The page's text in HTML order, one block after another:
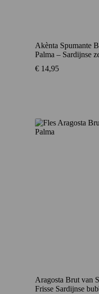
Akènta Spumante
Palma – Sardijnse
€ 14,95
Aragosta Brut van
Frisse Sardijnse